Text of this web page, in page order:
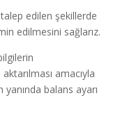
edilen şekillerde
edilmesini sağlarız.
amacıyla
yanında balans ayarı